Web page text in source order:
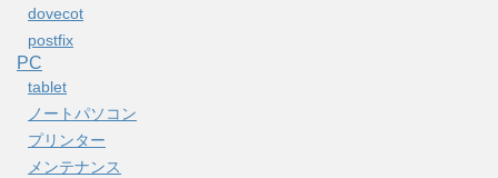
dovecot
postfix
PC
tablet
ノートパソコン
プリンター
メンテナンス